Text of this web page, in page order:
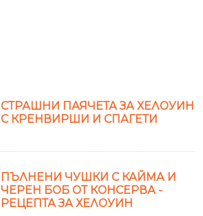
СТРАШНИ ПАЯЧЕТА ЗА ХЕЛОУИН
С КРЕНВИРШИ И СПАГЕТИ
ПЪЛНЕНИ ЧУШКИ С КАЙМА И
ЧЕРЕН БОБ ОТ КОНСЕРВА -
РЕЦЕПТА ЗА ХЕЛОУИН